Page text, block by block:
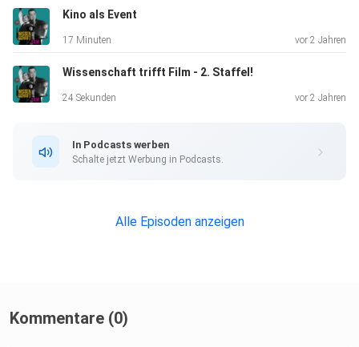
Kino als Event
17 Minuten vor 2 Jahren
Wissenschaft trifft Film - 2. Staffel!
24 Sekunden vor 2 Jahren
In Podcasts werben
Schalte jetzt Werbung in Podcasts.
Alle Episoden anzeigen
Kommentare (0)